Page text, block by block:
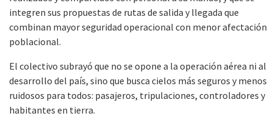
integren sus propuestas de rutas de salida y llegada que
combinan mayor seguridad operacional con menor afectación
poblacional.
El colectivo subrayó que no se opone a la operación aérea ni al
desarrollo del país, sino que busca cielos más seguros y menos
ruidosos para todos: pasajeros, tripulaciones, controladores y
habitantes en tierra.